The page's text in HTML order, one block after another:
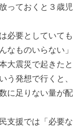
っておくと３歳
必要としていて
なものいらない
大震災で起きたと
う発想で行くと
に足りない量が
支援では「必要